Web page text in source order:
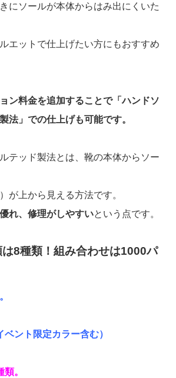
にソールが本体からはみ出にくいた
エットで仕上げたい方にもおすすめ
ン料金を追加することで「ハンドソ
法」での仕上げも可能です。
テッド製法とは、靴の本体からソー
が上から見える方法です。
れ、修理がしやすいという点です。
8種類！組み合わせは1000パ
ント限定カラー含む）
。